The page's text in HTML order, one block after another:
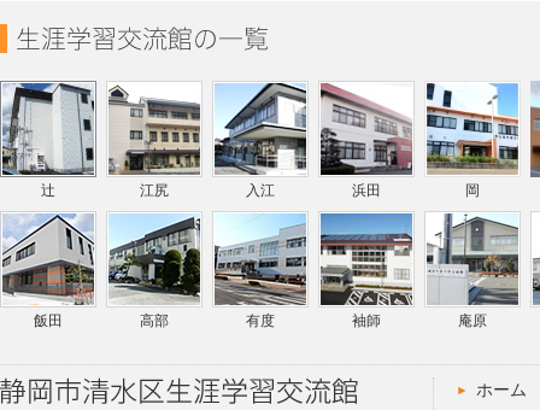
辻 江尻 入江 浜田 岡
飯田 高部 有度 袖師 庵原
ホーム